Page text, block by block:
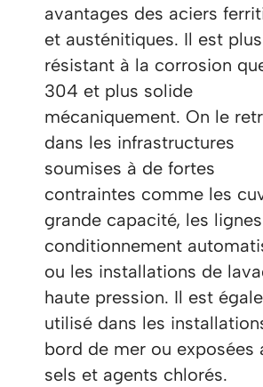
avantages des aciers
et austénitiques. Il est plus
résistant à la corrosion
304 et plus solide
mécaniquement. On le
dans les infrastructures
soumises à de fortes
contraintes comme les
grande capacité, les
conditionnement
ou les installations de
haute pression. Il est
utilisé dans les
bord de mer ou exposées
sels et agents chlorés.